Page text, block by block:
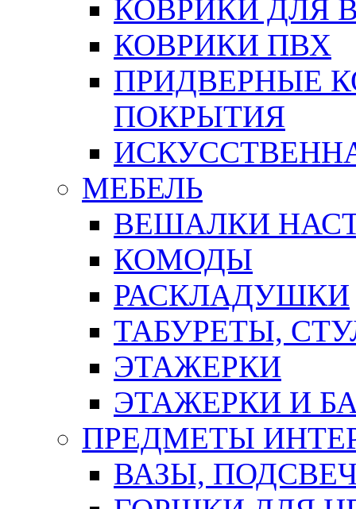
КОВРИКИ ДЛЯ
КОВРИКИ ПВХ
ПРИДВЕРНЫЕ
ПОКРЫТИЯ
МЕБЕЛЬ
ВЕШАЛКИ
КОМОДЫ
РАСКЛАДУШКИ
ТАБУРЕТЫ,
ЭТАЖЕРКИ
ЭТАЖЕРКИ И
ПРЕДМЕТЫ
ВАЗЫ,